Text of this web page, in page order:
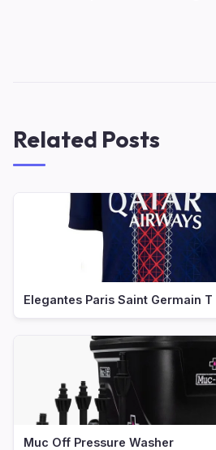
Related Posts
Elegantes Paris Saint Germain T
Muc Off Pressure Washer